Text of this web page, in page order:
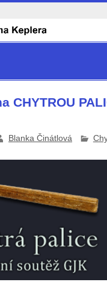
CHYTROU
Blanka Činátlová